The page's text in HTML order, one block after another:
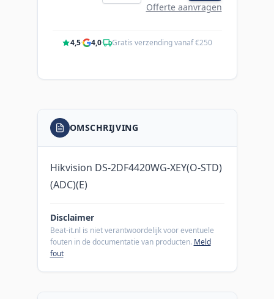
Offerte aanvragen
4,5· 4,0· Gratis verzending vanaf €250
OMSCHRIJVING
Hikvision DS-2DF4420WG-XEY(O-STD)
(ADC)(E)
Disclaimer
Beat-it.nl is niet verantwoordelijk voor eventuele
fouten in de documentatie van producten. Meld
fout